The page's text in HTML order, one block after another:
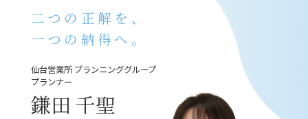
二つの正解を、
一つの納得へ。
仙台営業所 プランニンググループ
プランナー
鎌田 千聖